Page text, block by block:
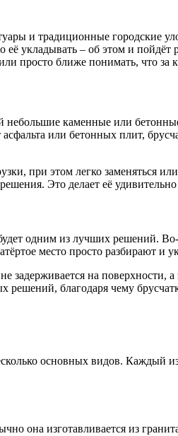
и традиционные городские
укладывать – об этом и
просто ближе понимать, что за
небольшие каменные или
или бетонных плит,
при этом легко заменяться
Это делает её
одним из лучших решений.
место просто разбирают и
задерживается на
благодаря чему
основных видов. Каждый
она изготавливается из